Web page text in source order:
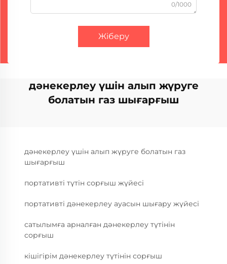
0/1000
Жіберу
дәнекерлеу үшін алып жүруге
болатын газ шығарғыш
дәнекерлеу үшін алып жүруге болатын газ
шығарғыш
портативті түтін сорғыш жүйесі
портативті дәнекерлеу ауасын шығару жүйесі
сатылымға арналған дәнекерлеу түтінін
сорғыш
кішігірім дәнекерлеу түтінін сорғыш